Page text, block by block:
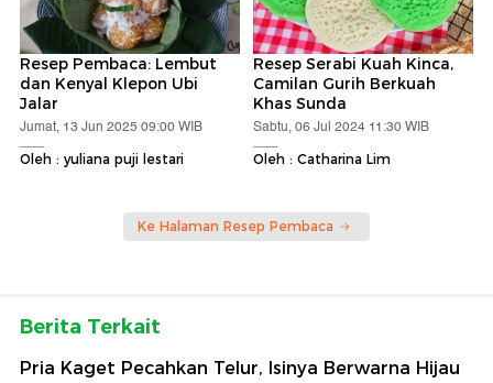
Resep Pembaca: Lembut
dan Kenyal Klepon Ubi
Jalar
Jumat, 13 Jun 2025 09:00 WIB
Oleh : yuliana puji lestari
Resep Serabi Kuah Kinca,
Camilan Gurih Berkuah
Khas Sunda
Sabtu, 06 Jul 2024 11:30 WIB
Oleh : Catharina Lim
Ke Halaman Resep Pembaca
Berita Terkait
Pria Kaget Pecahkan Telur, Isinya Berwarna Hijau